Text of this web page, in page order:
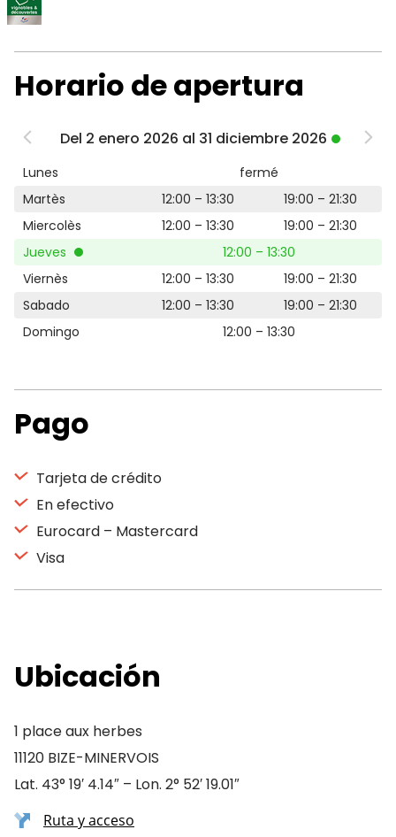
Horario de apertura
Del 2 enero 2026 al 31 diciembre 2026
Lunes
fermé
Martès
12:00 – 13:30
19:00 – 21:30
Miercolès
12:00 – 13:30
19:00 – 21:30
Jueves
12:00 – 13:30
Viernès
12:00 – 13:30
19:00 – 21:30
Sabado
12:00 – 13:30
19:00 – 21:30
Domingo
12:00 – 13:30
Pago
Tarjeta de crédito
En efectivo
Eurocard – Mastercard
Visa
Ubicación
1 place aux herbes
11120 BIZE-MINERVOIS
Lat. 43° 19′ 4.14″ – Lon. 2° 52′ 19.01″
Ruta y acceso